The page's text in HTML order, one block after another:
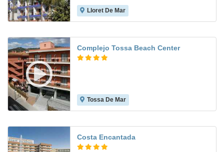
Lloret De Mar
Complejo Tossa Beach Center
Tossa De Mar
Costa Encantada